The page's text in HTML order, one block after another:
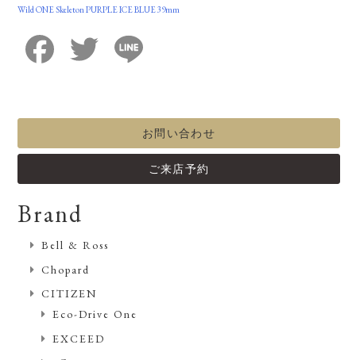
Wild ONE Skeleton PURPLE ICE BLUE 39mm
Facebook Twitter
お問い合わせ
ご来店予約
Brand
Bell & Ross
Chopard
CITIZEN
Eco-Drive One
EXCEED